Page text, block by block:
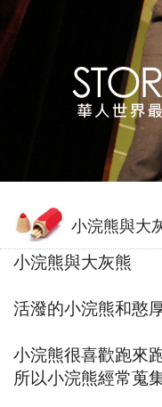
小浣熊與大
小浣熊與大灰熊
活潑的小浣熊和憨
小浣熊很喜歡跑來
所以小浣熊經常蒐